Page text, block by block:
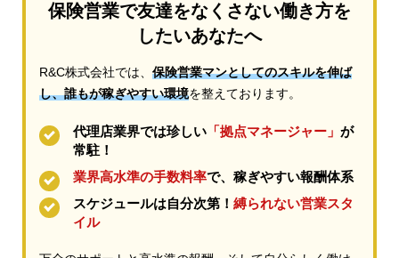
保険営業で友達をなくさない働き方を
したいあなたへ
R&C株式会社では、 保険営業マンとしてのスキルを伸ば
し、誰もが稼ぎやすい環境を整えております。
代理店業界では珍しい「拠点マネージャー」 が
常駐！
業界高水準の手数料率で、稼ぎやすい報酬体系
スケジュールは自分次第！ 縛られない営業スタ
イル